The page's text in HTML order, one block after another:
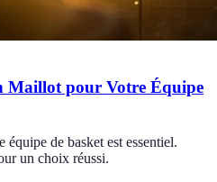
Maillot pour Votre Équipe
de basket est essentiel.
un choix réussi.